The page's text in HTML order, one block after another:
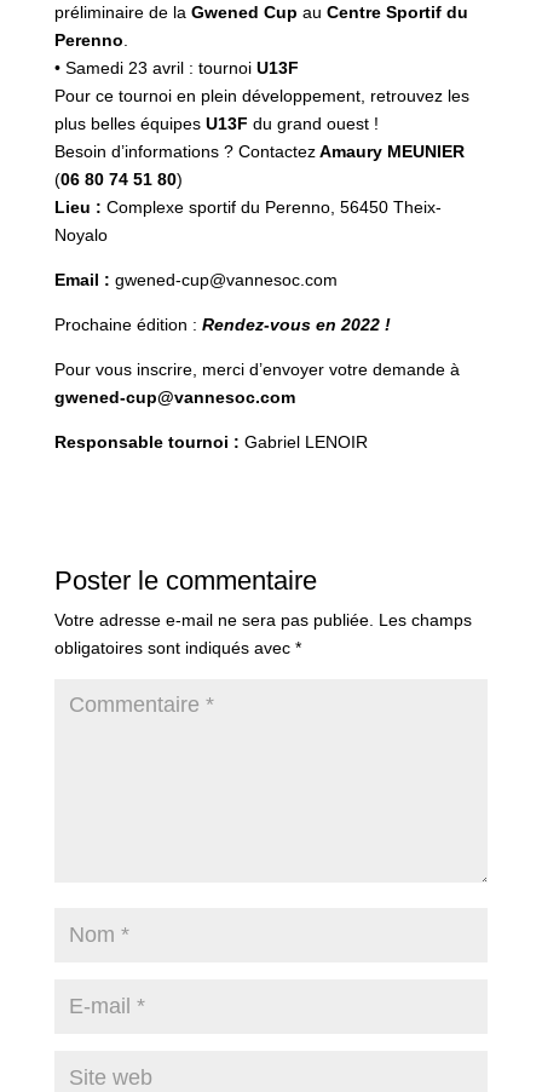
préliminaire de la Gwened Cup au Centre Sportif du
Perenno
• Samedi 23 avril : tournoi U13F
Pour ce tournoi en plein développement, retrouvez les
plus belles équipes U13F du grand ouest !
Besoin d’informations ? ContactezAmaury MEUNIER
(06 80 74 51 80)
Lieu : Complexe sportif du Perenno, 56450 Theix-
Noyalo
Email : gwened-cup@vannesoc.com
Prochaine édition : Rendez-vous en 2022 !
Pour vous inscrire, merci d’envoyer votre demande à
gwened-cup@vannesoc.com
Responsable tournoi : Gabriel LENOIR
Poster le commentaire
Votre adresse e-mail ne sera pas publiée. Les champs
obligatoires sont indiqués avec *